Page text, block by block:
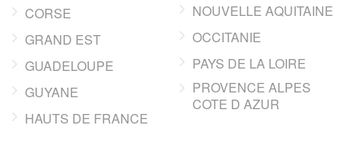
CORSE
GRAND EST
GUADELOUPE
GUYANE
HAUTS DE FRANCE
NOUVELLE AQUITAINE
OCCITANIE
PAYS DE LA LOIRE
PROVENCE ALPES
COTE D AZUR